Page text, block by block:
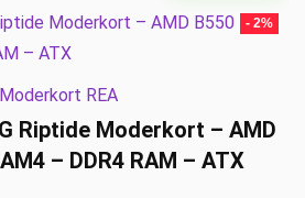
- 2%
Moderkort REA
Riptide Moderkort – AMD
– DDR4 RAM – ATX